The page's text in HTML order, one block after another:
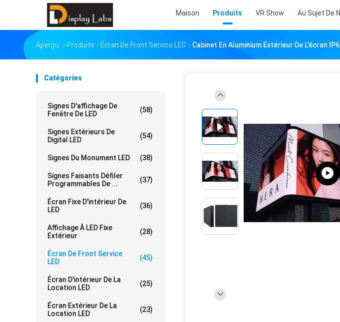
Maison Produits VR Show Au Sujet De
Aperçu Produits Écran De Front Service LED Cabinet En Aluminium Extérieur De L'écran
Catégories
Signes D'affichage De
Fenêtre De LED
(58)
Signes Extérieurs De
Digital LED
(54)
Signes Du Monument LED (38)
Signes Faisants Défiler
Programmables De ...
(37)
Écran Fixe D'intérieur De
LED
(36)
Affichage À LED Fixe
Extérieur
(28)
Écran De Front Service
LED
(45)
Écran D'intérieur De La
Location LED
(25)
Écran Extérieur De La
Location LED
(23)